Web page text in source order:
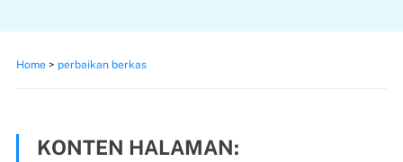
Home> perbaikan berkas
KONTEN HALAMAN: